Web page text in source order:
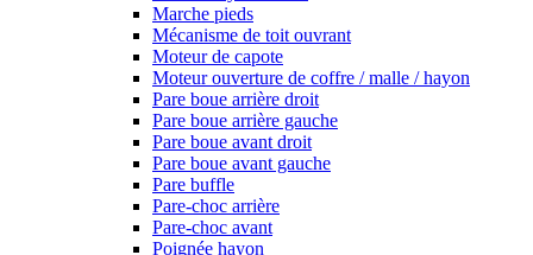
Marche pieds
Mécanisme de toit ouvrant
Moteur de capote
Moteur ouverture de coffre / malle / hayon
Pare boue arrière droit
Pare boue arrière gauche
Pare boue avant droit
Pare boue avant gauche
Pare buffle
Pare-choc arrière
Pare-choc avant
Poignée hayon